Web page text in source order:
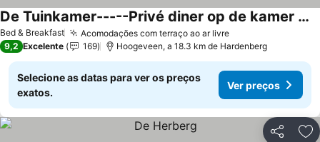
Bed & Breakfast Acomodações com terraço ao ar livre
De Tuinkamer-----Privé diner op de kamer mogelijk!!!
9,2 Excelente 169 Hoogeveen, a 18.3 km de Hardenberg
Selecione as datas para ver os preços
exatos.
Ver preços
Partilhar